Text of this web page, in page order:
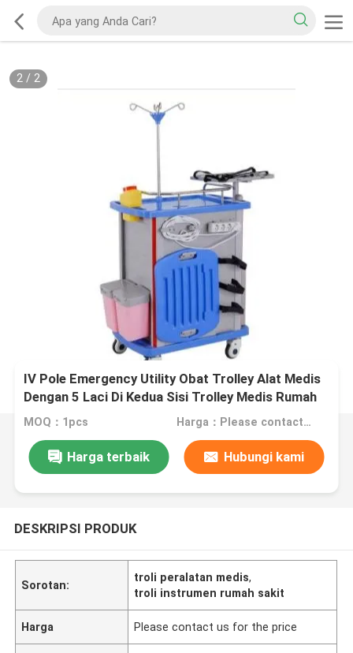
2/ 2
IV Pole Emergency Utility Obat Trolley Alat Medis
Dengan 5 Laci Di Kedua Sisi Trolley Medis Rumah
Sakit
MOQ：1pcs Harga：Please contact us for the price
Harga terbaik Hubungi kami
DESKRIPSI PRODUK
Sorotan:
troli peralatan medis,
troli instrumen rumah sakit
Harga Please contact us for the price